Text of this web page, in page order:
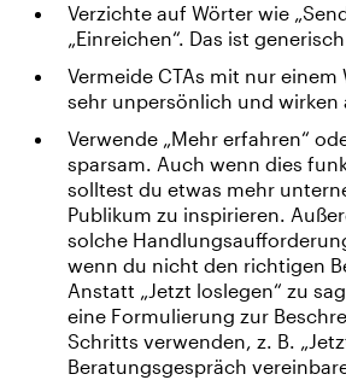
Verzichte auf Wörter wie
„Einreichen“. Das ist
Vermeide CTAs mit nur einem
sehr unpersönlich und
Verwende „Mehr erfahren“
sparsam. Auch wenn dies
solltest du etwas mehr
Publikum zu inspirieren.
solche
wenn du nicht den richtigen
Anstatt „Jetzt loslegen“ zu
eine Formulierung zur
Schritts verwenden, z. B.
Beratungsgespräch